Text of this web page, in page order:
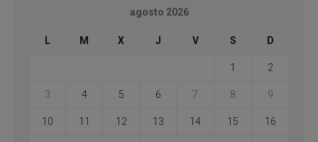
agosto 2026
L M X J V S D
1 2
3 4 5 6 7 8 9
10 11 12 13 14 15 16